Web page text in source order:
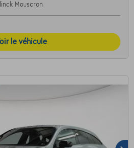
Mouscron
le véhicule